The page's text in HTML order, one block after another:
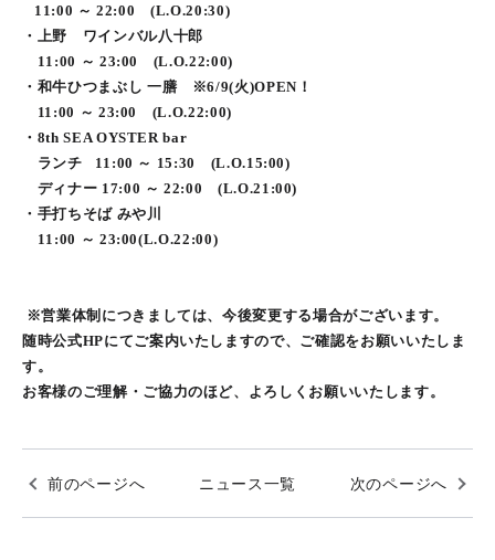
11:00 ～ 22:00 (L.O.20:30)
・上野 ワインバル八十郎
11:00 ～ 23:00 (L.O.22:00)
・和牛ひつまぶし 一膳 ※6/9(火)OPEN！
11:00 ～ 23:00 (L.O.22:00)
・8th SEA OYSTER bar
ランチ 11:00 ～ 15:30 (L.O.15:00)
ディナー 17:00 ～ 22:00 (L.O.21:00)
・手打ちそば みや川
11:00 ～ 23:00(L.O.22:00)
※営業体制につきましては、今後変更する場合がございます。
随時公式HPにてご案内いたしますので、ご確認をお願いいたしま
す。
お客様のご理解・ご協力のほど、よろしくお願いいたします。
前のページへ ニュース一覧 次のページへ